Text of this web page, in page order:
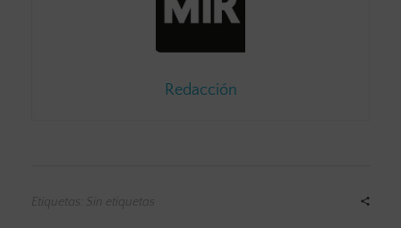
Redacción
Etiquetas: Sin etiquetas